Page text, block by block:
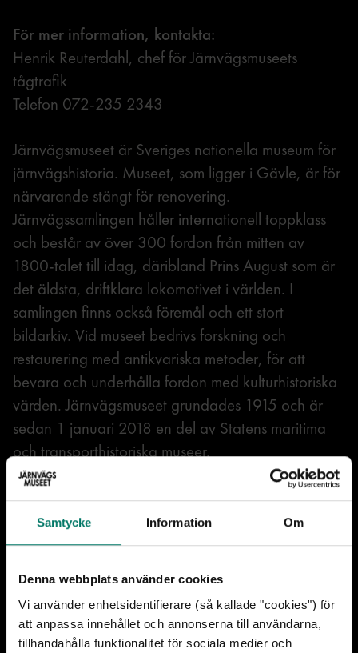
Samtycke Information Om
Denna webbplats använder cookies
Vi använder enhetsidentifierare (så kallade "cookies") för
att anpassa innehållet och annonserna till användarna,
tillhandahålla funktionalitet för sociala medier och
För mer information, kontakta:
Henrik Reuterdahl, chef för Järnvägsmuseets
tågtrafik
Telefon 072-235 2343
Järnvägsmuseet är Sveriges nationella museum för
järnvägshistoria. Museet, som ligger i Gävle, är för
närvarande stängt för renovering.
Järnvägssamlingen håller internationell toppklass
och består av över 300 fordon från mitten av
1800-talet till idag, däribland Prins August som är
det äldsta, driftklara lokomotivet i världen. I
samlingen finns också föremål och ett stort
bildarkiv. Vid museet bedrivs forskning och
restaurering med antikvariska metoder, för att
bevara och underhålla fordon med kulturhistoriska
värden. Järnvägsmuseet grundades 1915 och är
sedan 1 januari 2018 en del av Statens maritima
och transporthistoriska museer.